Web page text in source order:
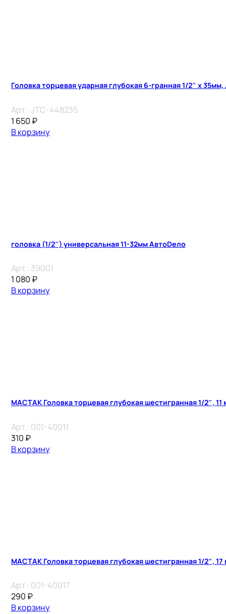
Головка торцевая ударная глубокая 6-гранная 1/2″ х
Арт.: JTC-448235
1 650 ₽
В корзину
головка (1/2″) универсальная 11-32мм АвтоDело
Арт.: 39001
1 080 ₽
В корзину
МАСТАК Головка торцевая глубокая шестигранная 1/2″, 11
Арт.: 001-40011
310 ₽
В корзину
МАСТАК Головка торцевая глубокая шестигранная 1/2″, 17
Арт.: 001-40017
290 ₽
В корзину